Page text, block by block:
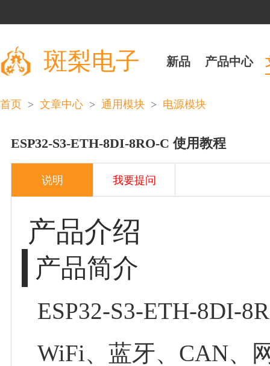
斑梨电子 新品 产品中心
首页 > 文章中心 > 通用模块 > 电源模块
ESP32-S3-ETH-8DI-8RO-C 使用教程
说明 我要提问
产品介绍
产品简介
ESP32-S3-ETH-8DI-
WiFi、蓝牙、CAN、